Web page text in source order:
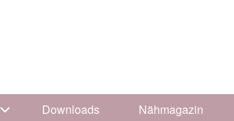
& Tricks
Unternavigation von Stoff Fibel
Downloads Nähmagazin